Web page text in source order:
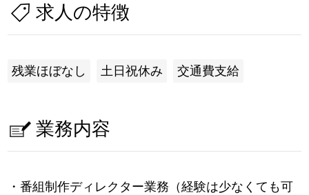
求人の特徴
残業ほぼなし 土日祝休み 交通費支給
業務内容
・番組制作ディレクター業務（経験は少なくても可